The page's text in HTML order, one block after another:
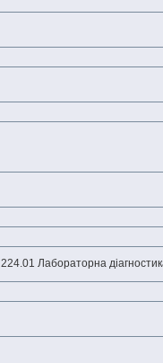
224.01 Лабораторна